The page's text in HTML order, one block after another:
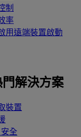
制
率
用遠端裝置啟動
解決方案
裝置
全